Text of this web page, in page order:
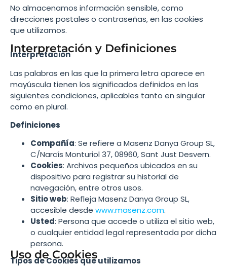
No almacenamos información sensible, como
direcciones postales o contraseñas, en las cookies
que utilizamos.
Interpretación y Definiciones
Interpretación
Las palabras en las que la primera letra aparece en
mayúscula tienen los significados definidos en las
siguientes condiciones, aplicables tanto en singular
como en plural.
Definiciones
Compañía: Se refiere a Masenz Danya Group SL,
C/Narcís Monturiol 37, 08960, Sant Just Desvern.
Cookies: Archivos pequeños ubicados en su
dispositivo para registrar su historial de
navegación, entre otros usos.
Sitio web: Refleja Masenz Danya Group SL,
accesible desde www.masenz.com.
Usted: Persona que accede o utiliza el sitio web,
o cualquier entidad legal representada por dicha
persona.
Uso de Cookies
Tipos de Cookies que utilizamos